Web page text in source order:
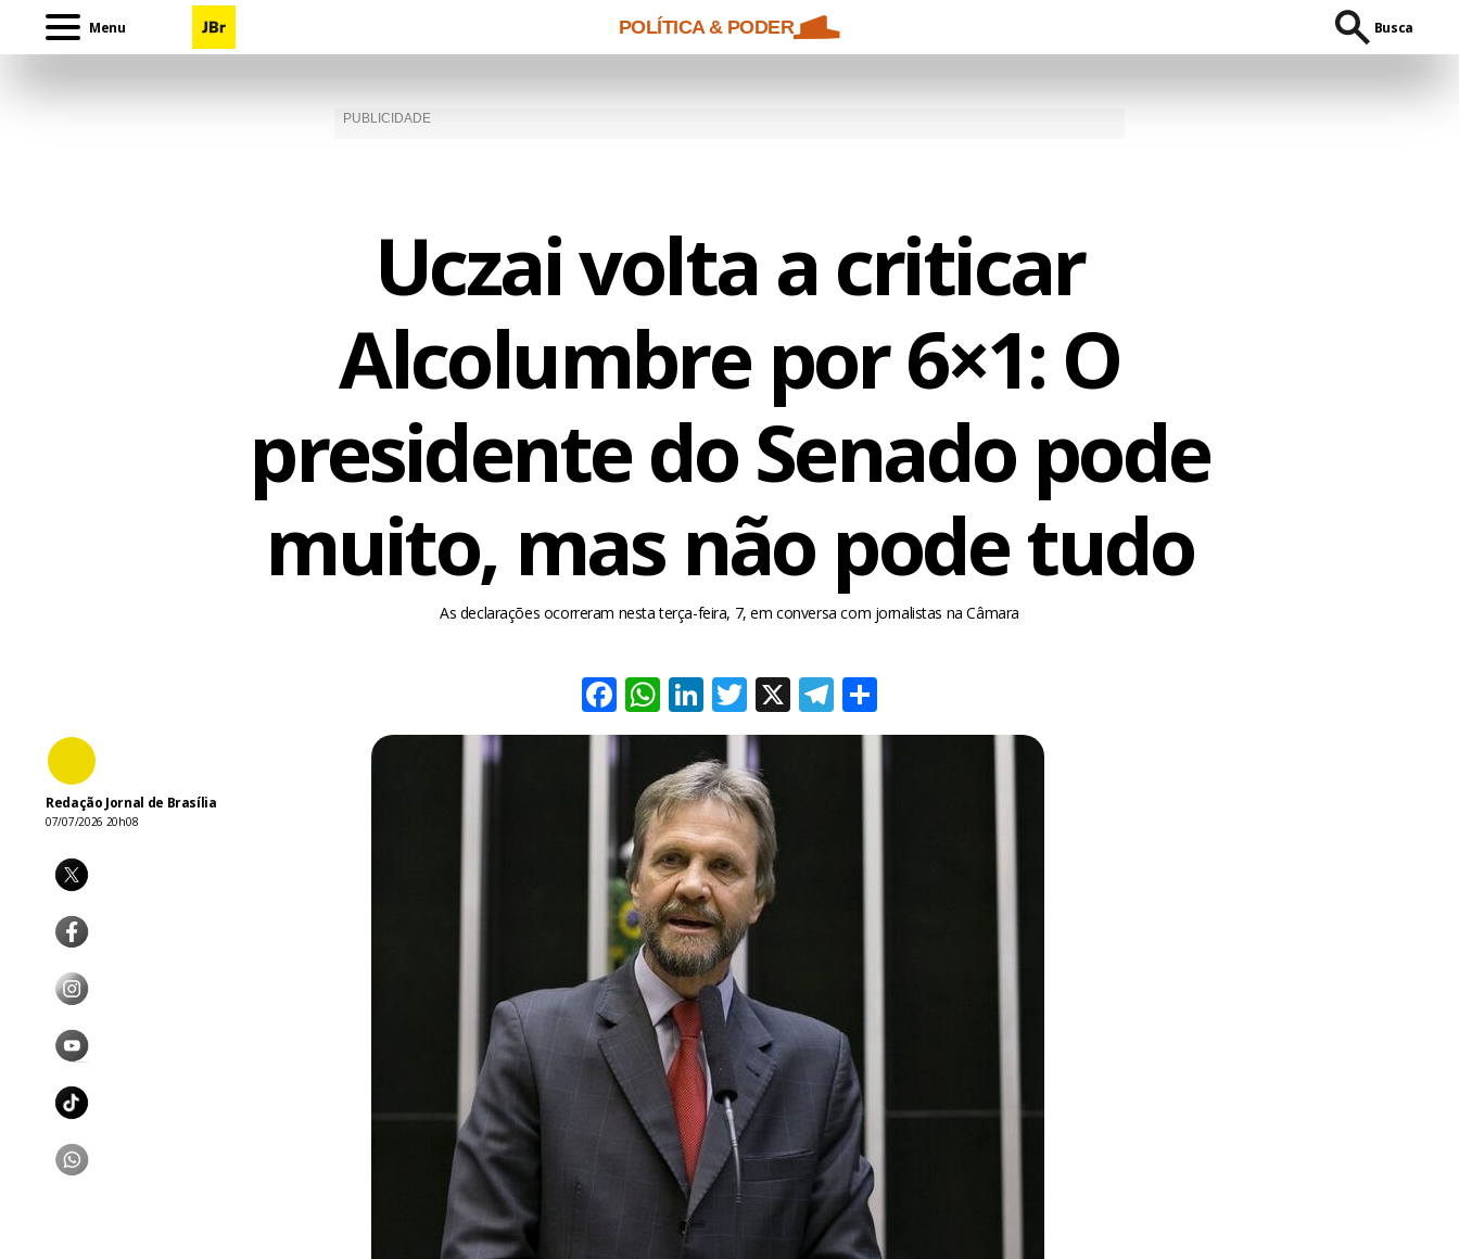
Menu POLÍTICA & PODER Busca
Uczai volta a criticar
Alcolumbre por 6×1: O
presidente do Senado pode
muito, mas não pode tudo
As declarações ocorreram nesta terça-feira, 7, em conversa com jornalistas na Câmara
Facebook
WhatsApp
LinkedIn
Twitter
X Telegram
Redação Jornal de Brasília
07/07/2026 20h08